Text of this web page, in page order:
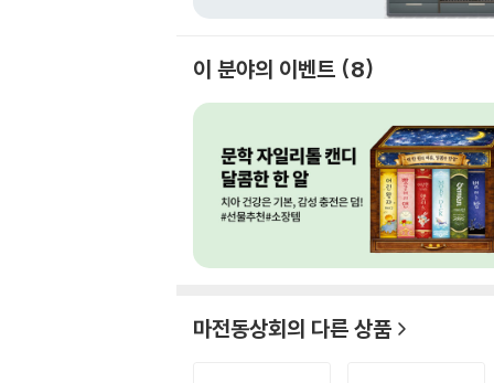
이 분야의 이벤트 8
마전동상회의 다른 상품